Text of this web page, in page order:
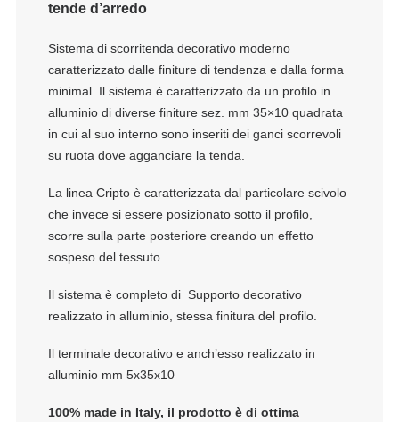
tende d’arredo
Sistema di scorritenda decorativo moderno
caratterizzato dalle finiture di tendenza e dalla forma
minimal. Il sistema è caratterizzato da un profilo in
alluminio di diverse finiture sez. mm 35×10 quadrata
in cui al suo interno sono inseriti dei ganci scorrevoli
su ruota dove agganciare la tenda.
La linea Cripto è caratterizzata dal particolare scivolo
che invece si essere posizionato sotto il profilo,
scorre sulla parte posteriore creando un effetto
sospeso del tessuto.
Il sistema è completo di Supporto decorativo
realizzato in alluminio, stessa finitura del profilo.
Il terminale decorativo e anch’esso realizzato in
alluminio mm 5x35x10
100% made in Italy, il prodotto è di ottima